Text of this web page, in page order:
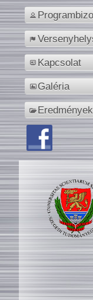
Kapcsolat
Galéria
Eredmények